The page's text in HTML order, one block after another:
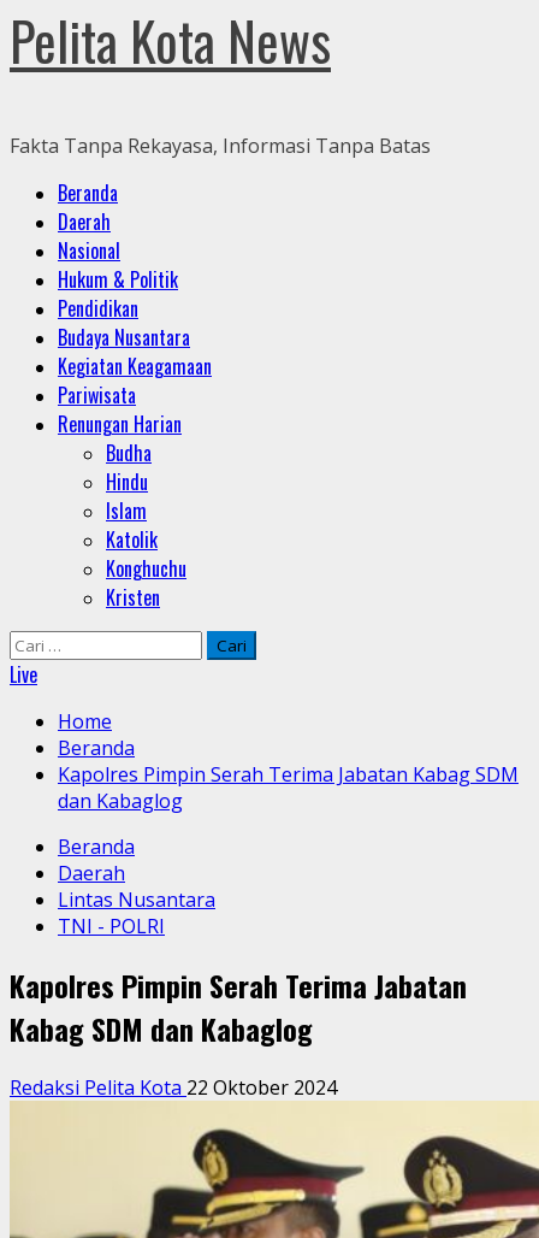
Pelita Kota News
Fakta Tanpa Rekayasa, Informasi Tanpa Batas
Primary
Menu
Beranda
Daerah
Nasional
Hukum & Politik
Pendidikan
Budaya Nusantara
Kegiatan Keagamaan
Pariwisata
Renungan Harian
Budha
Hindu
Islam
Katolik
Konghuchu
Kristen
Cari
untuk:
Live
Home
Beranda
Kapolres Pimpin Serah Terima Jabatan Kabag SDM
dan Kabaglog
Beranda
Daerah
Lintas Nusantara
TNI - POLRI
Kapolres Pimpin Serah Terima Jabatan
Kabag SDM dan Kabaglog
Redaksi Pelita Kota 22 Oktober 2024